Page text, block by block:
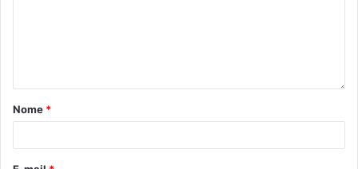
Nome *